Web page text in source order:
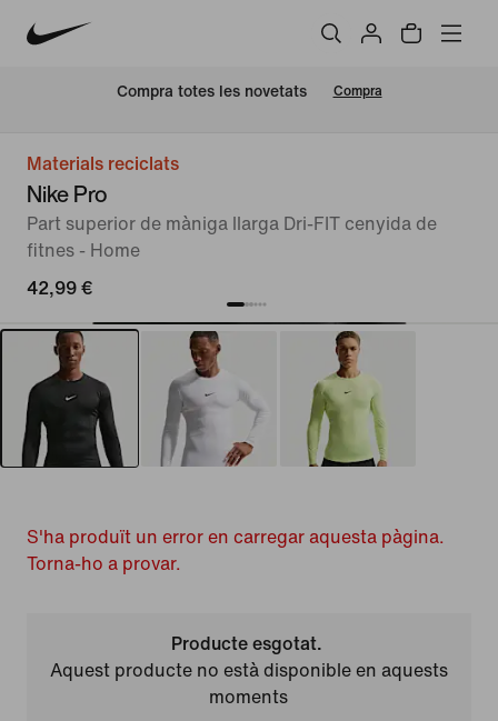
Compra totes les novetats Compra
Materials reciclats
Nike Pro
Part superior de màniga llarga Dri-FIT cenyida de
fitnes - Home
42,99 €
S'ha produït un error en carregar aquesta pàgina.
Torna-ho a provar.
Producte esgotat.
Aquest producte no està disponible en aquests
moments